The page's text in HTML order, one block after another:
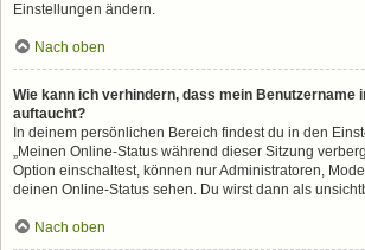
Einstellungen ändern.
Nach oben
Wie kann ich verhindern, dass mein Benutzername
auftaucht?
In deinem persönlichen Bereich findest du in den
„Meinen Online-Status während dieser Sitzung
Option einschaltest, können nur Administratoren,
deinen Online-Status sehen. Du wirst dann als
Nach oben